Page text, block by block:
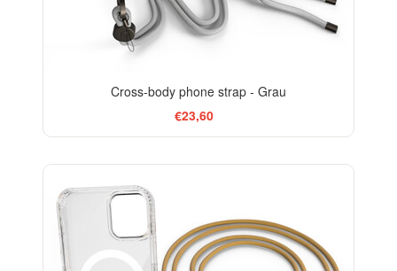
Cross-body phone strap - Grau
€23,60